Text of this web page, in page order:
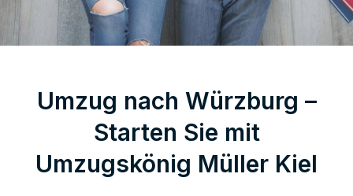
Umzug nach Würzburg –
Starten Sie mit
Umzugskönig Müller Kiel